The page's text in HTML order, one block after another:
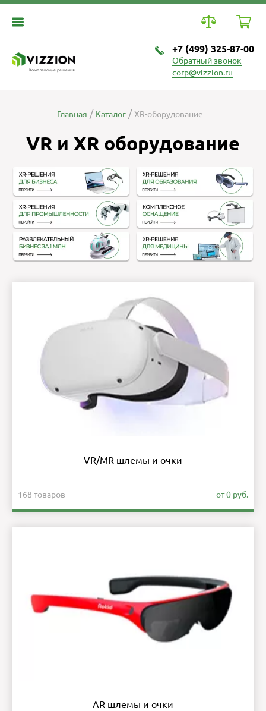
Комплексные решения
+7 (499) 325-87-00
Обратный звонок
corp@vizzion.ru
Главная Каталог XR-оборудование
VR и XR оборудование
VR/MR шлемы и очки
168 товаров от 0 руб.
AR шлемы и очки